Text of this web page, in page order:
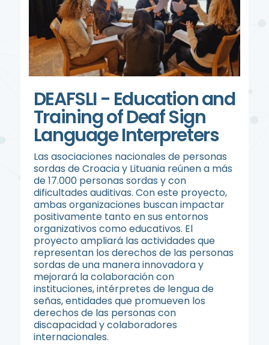
DEAFSLI - Education and
Training of Deaf Sign
Language Interpreters
Las asociaciones nacionales de personas
sordas de Croacia y Lituania reúnen a más
de 17.000 personas sordas y con
dificultades auditivas. Con este proyecto,
ambas organizaciones buscan impactar
positivamente tanto en sus entornos
organizativos como educativos. El
proyecto ampliará las actividades que
representan los derechos de las personas
sordas de una manera innovadora y
mejorará la colaboración con
instituciones, intérpretes de lengua de
señas, entidades que promueven los
derechos de las personas con
discapacidad y colaboradores
internacionales.